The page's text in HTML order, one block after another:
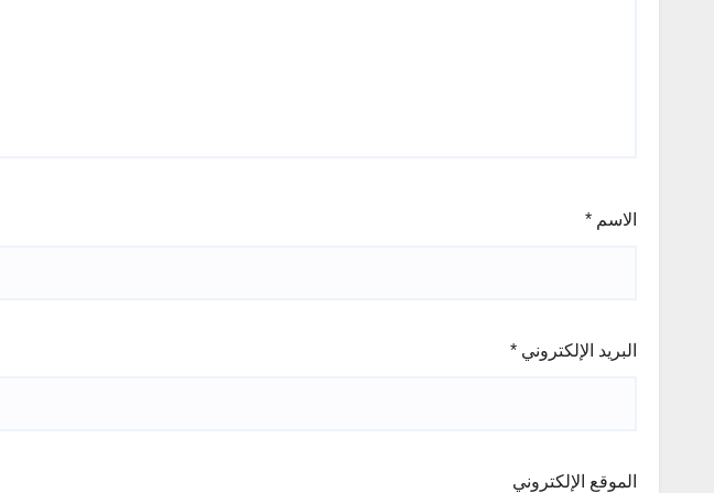
الاسم *
البريد الإلكتروني *
الموقع الإلكتروني